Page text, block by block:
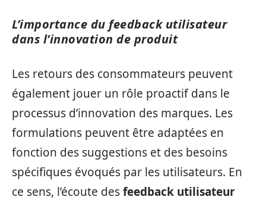
L’importance du feedback utilisateur
dans l’innovation de produit
Les retours des consommateurs peuvent
également jouer un rôle proactif dans le
processus d’innovation des marques. Les
formulations peuvent être adaptées en
fonction des suggestions et des besoins
spécifiques évoqués par les utilisateurs. En
ce sens, l’écoute desfeedback utilisateur